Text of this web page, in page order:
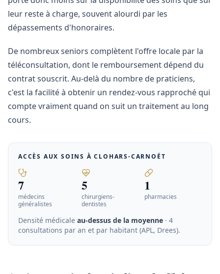
leur reste à charge, souvent alourdi par les
dépassements d'honoraires.
De nombreux seniors complètent l'offre locale par la
téléconsultation, dont le remboursement dépend du
contrat souscrit. Au-delà du nombre de praticiens,
c'est la facilité à obtenir un rendez-vous rapproché qui
compte vraiment quand on suit un traitement au long
cours.
ACCÈS AUX SOINS ÀCLOHARS-CARNOËT
7
médecins
généralistes
5
chirurgiens-
dentistes
1
pharmacies
Densité médicale au-dessus de la moyenne · 4
consultations par an et par habitant (APL, Drees).